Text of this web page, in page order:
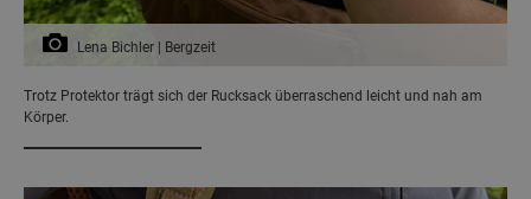
Lena Bichler | Bergzeit
Trotz Protektor trägt sich der Rucksack überraschend leicht und nah am
Körper.